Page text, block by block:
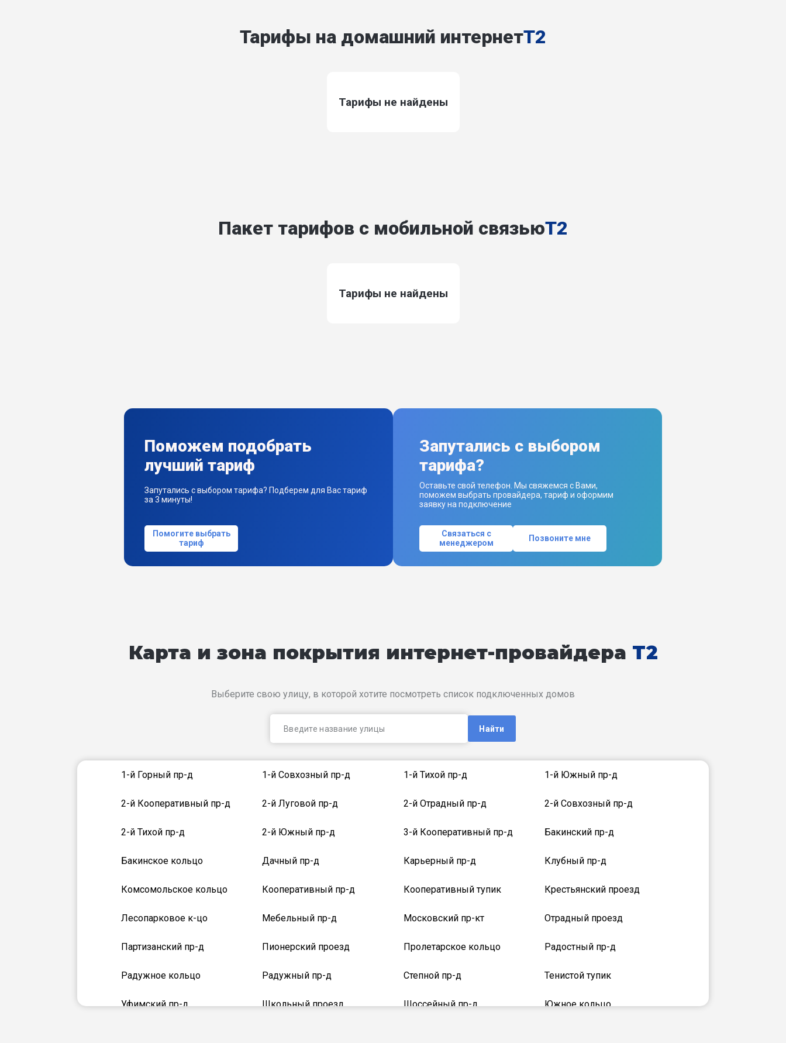
Тарифы на домашний интернетT2
Тарифы не найдены
Пакет тарифов с мобильной связьюT2
Тарифы не найдены
Поможем подобрать
лучший тариф
Запутались с выбором тарифа? Подберем для Вас тариф
за 3 минуты!
Помогите выбрать
тариф
Запутались с выбором
тарифа?
Оставьте свой телефон. Мы свяжемся с Вами,
поможем выбрать провайдера, тариф и оформим
заявку на подключение
Связаться с
менеджером
Позвоните мне
Карта и зона покрытия интернет-провайдера T2
Выберите свою улицу, в которой хотите посмотреть список подключенных домов
Найти
1-й Горный пр-д 1-й Совхозный пр-д 1-й Тихой пр-д 1-й Южный пр-д
2-й Кооперативный пр-д 2-й Луговой пр-д 2-й Отрадный пр-д 2-й Совхозный пр-д
2-й Тихой пр-д 2-й Южный пр-д 3-й Кооперативный пр-д Бакинский пр-д
Бакинское кольцо Дачный пр-д Карьерный пр-д Клубный пр-д
Комсомольское кольцо Кооперативный пр-д Кооперативный тупик Крестьянский проезд
Лесопарковое к-цо Мебельный пр-д Московский пр-кт Отрадный проезд
Партизанский пр-д Пионерский проезд Пролетарское кольцо Радостный пр-д
Радужное кольцо Радужный пр-д Степной пр-д Тенистой тупик
Уфимский пр-д Школьный проезд Шоссейный пр-д Южное кольцо